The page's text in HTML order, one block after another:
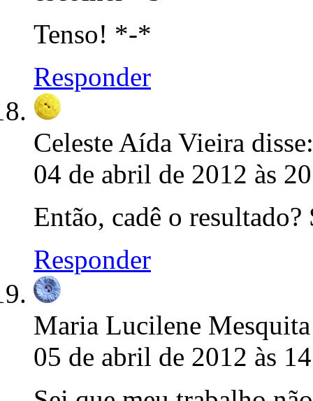
Tenso! *-*
Responder
Celeste Aída Vieira disse:
04 de abril de 2012 às
Então, cadê o resultado?
Responder
Maria Lucilene Mesquita
05 de abril de 2012 às